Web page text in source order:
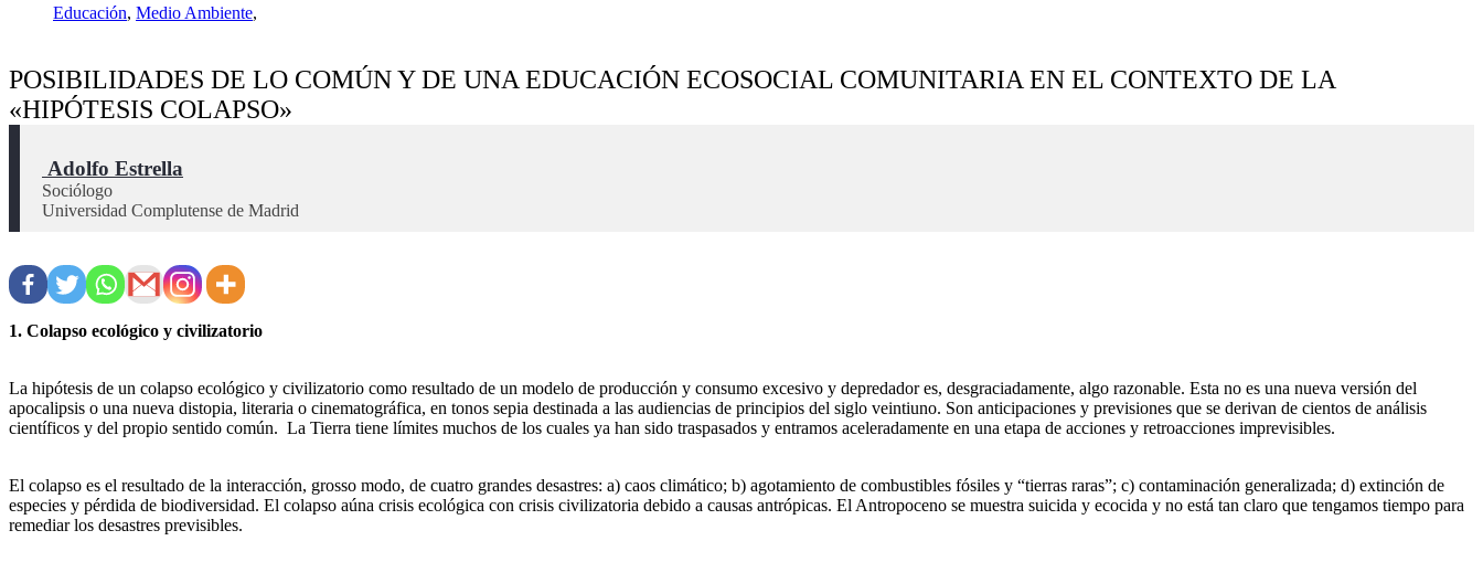
Educación, Medio Ambiente,
POSIBILIDADES DE LO COMÚN Y DE UNA EDUCACIÓN ECOSOCIAL COMUNITARIA EN EL CONTEXTO DE LA
«HIPÓTESIS COLAPSO»
Adolfo Estrella
Sociólogo
1. Colapso ecológico y civilizatorio
La hipótesis de un colapso ecológico y civilizatorio como resultado de un modelo de producción y consumo excesivo y depredador es, desgraciadamente, algo razonable. Esta no es una nueva versión del
apocalipsis o una nueva distopia, literaria o cinematográfica, en tonos sepia destinada a las audiencias de principios del siglo veintiuno. Son anticipaciones y previsiones que se derivan de cientos de análisis
científicos y del propio sentido común. La Tierra tiene límites muchos de los cuales ya han sido traspasados y entramos aceleradamente en una etapa de acciones y retroacciones imprevisibles.
El colapso es el resultado de la interacción, grosso modo, de cuatro grandes desastres: a) caos climático; b) agotamiento de combustibles fósiles y “tierras raras”; c) contaminación generalizada; d) extinción de
especies y pérdida de biodiversidad. El colapso aúna crisis ecológica con crisis civilizatoria debido a causas antrópicas. El Antropoceno se muestra suicida y ecocida y no está tan claro que tengamos tiempo para
remediar los desastres previsibles.